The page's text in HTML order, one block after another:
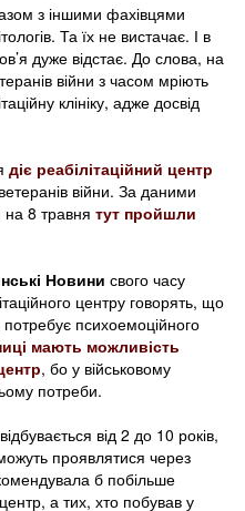
з іншими фахівцями
Та їх не вистачає. І в
дуже відстає. До слова, на
війни з часом мріють
клініку, адже досвід
діє реабілітаційний центр
війни. За даними
на 8 травня тут пройшли
Новини свого часу
центру говорять, що
психоемоційного
мають можливість
, бо у військовому
потреби.
від 2 до 10 років,
проявлятися через
б побільше
а тих, хто побував у